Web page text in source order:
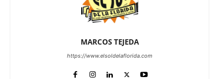
MARCOS TEJEDA
https://www.elsoldelaflorida.com